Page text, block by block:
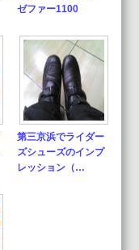
ゼファー1100
第三京浜でライダー
ズシューズのインプ
レッション（…